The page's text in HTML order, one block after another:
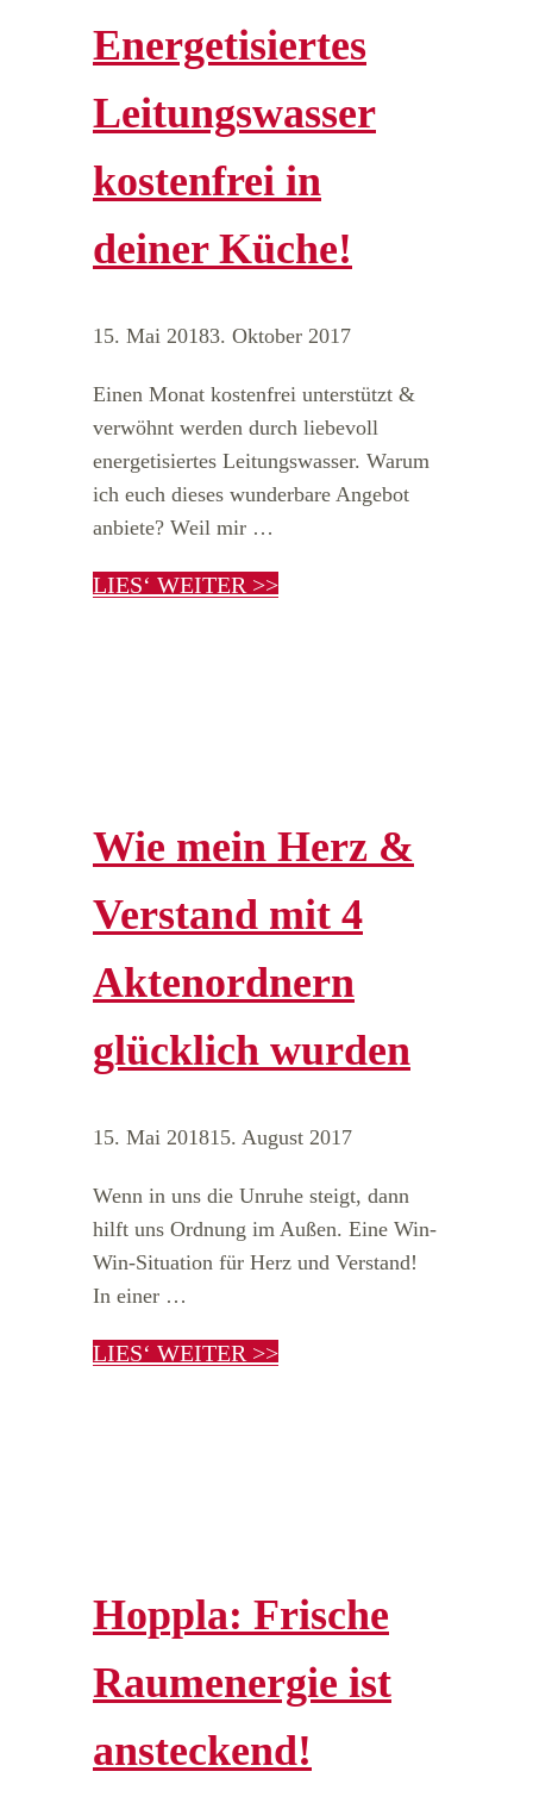
Energetisiertes
Leitungswasser
kostenfrei in
deiner Küche!
15. Mai 20183. Oktober 2017
Einen Monat kostenfrei unterstützt &
verwöhnt werden durch liebevoll
energetisiertes Leitungswasser. Warum
ich euch dieses wunderbare Angebot
anbiete? Weil mir …
LIES‘ WEITER >>
Wie mein Herz &
Verstand mit 4
Aktenordnern
glücklich wurden
15. Mai 201815. August 2017
Wenn in uns die Unruhe steigt, dann
hilft uns Ordnung im Außen. Eine Win-
Win-Situation für Herz und Verstand!
In einer …
LIES‘ WEITER >>
Hoppla: Frische
Raumenergie ist
ansteckend!